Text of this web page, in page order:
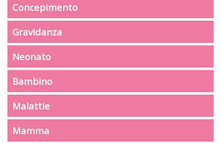
Concepimento
Gravidanza
Neonato
Bambino
Malattie
Mamma